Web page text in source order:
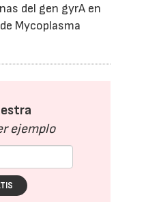
del gen gyrA en
Mycoplasma
ejemplo